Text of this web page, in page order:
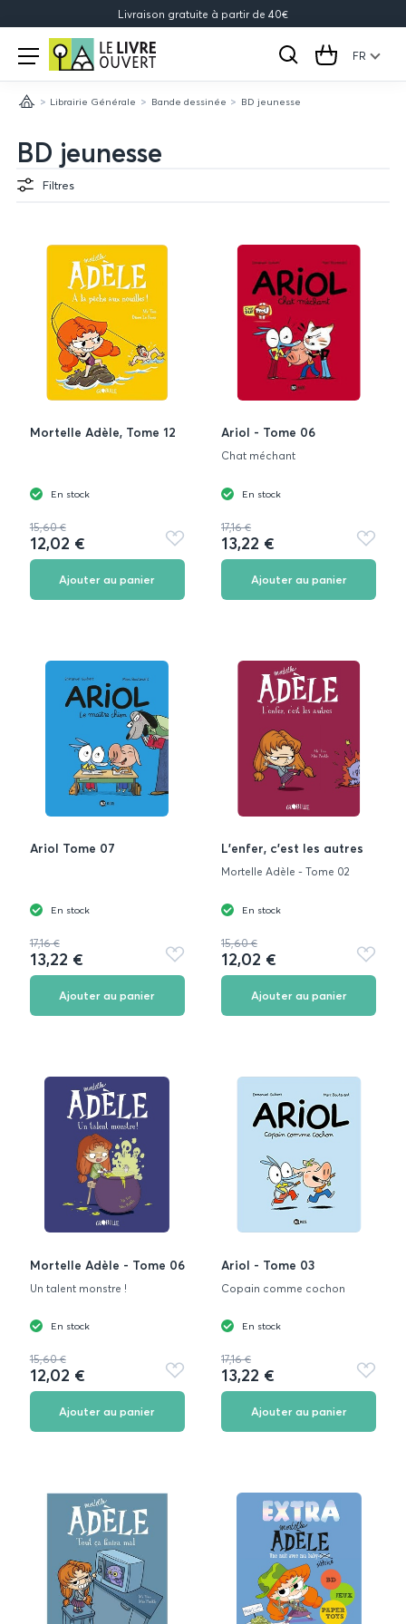
Livraison gratuite à partir de 40€
Le
Livre
Ouvert
Open
menu
Rechercher
Cart FR
AccueilLibrairie Générale Bande dessinée BD jeunesse
BD jeunesse
Filtres
Mortelle Adèle, Tome 12
En stock
15,60 €
12,02 €
Ajouter
aux
Ajouter au panier
Ariol - Tome 06
Chat méchant
En stock
17,16 €
13,22 €
Ajouter
aux
Ajouter au panier
Ariol Tome 07
En stock
17,16 €
13,22 €
Ajouter
aux
Ajouter au panier
L'enfer, c'est les autres
Mortelle Adèle - Tome 02
En stock
15,60 €
12,02 €
Ajouter
aux
Ajouter au panier
Mortelle Adèle - Tome 06
Un talent monstre !
En stock
15,60 €
12,02 €
Ajouter
aux
Ajouter au panier
Ariol - Tome 03
Copain comme cochon
En stock
17,16 €
13,22 €
Ajouter
aux
Ajouter au panier